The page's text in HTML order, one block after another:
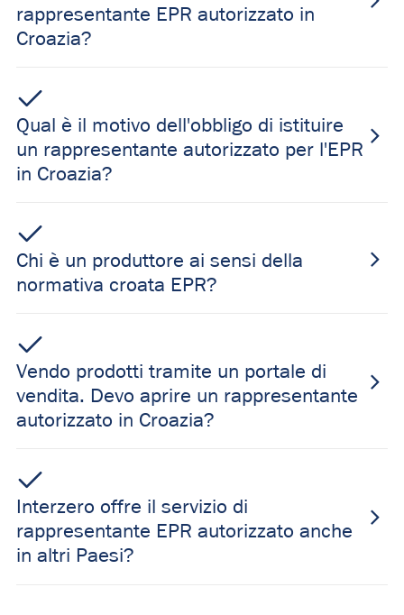
rappresentante EPR autorizzato in
Croazia?
Qual è il motivo dell'obbligo di istituire
un rappresentante autorizzato per l'EPR
in Croazia?
Chi è un produttore ai sensi della
normativa croata EPR?
Vendo prodotti tramite un portale di
vendita. Devo aprire un rappresentante
autorizzato in Croazia?
Interzero offre il servizio di
rappresentante EPR autorizzato anche
in altri Paesi?